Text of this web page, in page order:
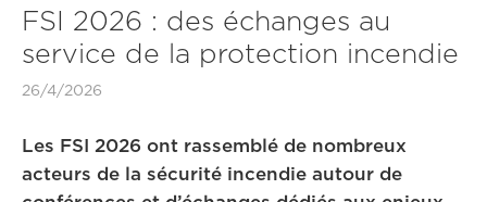
FSI 2026 : des échanges au
service de la protection incendie
26/4/2026
Les FSI 2026 ont rassemblé de nombreux
acteurs de la sécurité incendie autour de